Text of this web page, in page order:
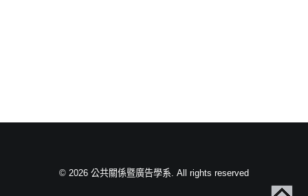
© 2026 公共關係暨廣告學系. All rights reserved